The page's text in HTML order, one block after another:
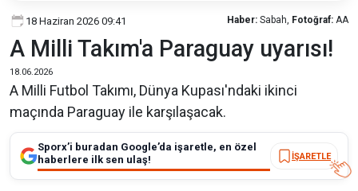
18 Haziran 2026 09:41 Haber: Sabah, Fotoğraf: AA
A Milli Takım'a Paraguay uyarısı!
18.06.2026
A Milli Futbol Takımı, Dünya Kupası'ndaki ikinci
maçında Paraguay ile karşılaşacak.
Sporx’i buradan Google’da işaretle, en özel
haberlere ilk sen ulaş!
İŞARETLE